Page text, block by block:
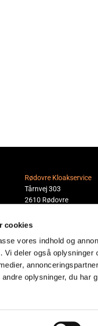
cookies
vores indhold og
Vi deler også
oplysninger, du har
Rødovre Kloakservice
Tårnvej 303
2610 Rødovre
Telefon: